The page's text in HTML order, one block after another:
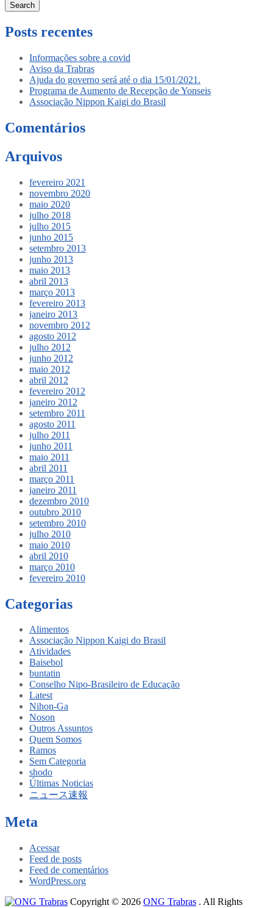
Search
Posts recentes
Informações sobre a covid
Aviso da Trabras
Ajuda do governo será até o dia 15/01/2021.
Programa de Aumento de Recepção de Yonseis
Associação Nippon Kaigi do Brasil
Comentários
Arquivos
fevereiro 2021
novembro 2020
maio 2020
julho 2018
julho 2015
junho 2015
setembro 2013
junho 2013
maio 2013
abril 2013
março 2013
fevereiro 2013
janeiro 2013
novembro 2012
agosto 2012
julho 2012
junho 2012
maio 2012
abril 2012
fevereiro 2012
janeiro 2012
setembro 2011
agosto 2011
julho 2011
junho 2011
maio 2011
abril 2011
março 2011
janeiro 2011
dezembro 2010
outubro 2010
setembro 2010
julho 2010
maio 2010
abril 2010
março 2010
fevereiro 2010
Categorias
Alimentos
Associação Nippon Kaigi do Brasil
Atividades
Baisebol
buntatin
Conselho Nipo-Brasileiro de Educação
Latest
Nihon-Ga
Noson
Outros Assuntos
Quem Somos
Ramos
Sem Categoria
shodo
Últimas Noticias
ニュース速報
Meta
Acessar
Feed de posts
Feed de comentários
WordPress.org
Copyright © 2026 ONG Trabras . All Rights